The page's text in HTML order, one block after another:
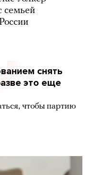
семьей
снять
это еще
чтобы партию